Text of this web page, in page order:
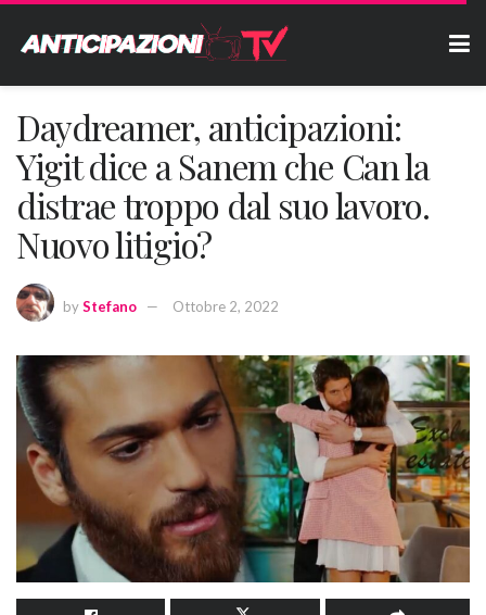
Daydreamer, anticipazioni:
Yigit dice a Sanem che Can la
distrae troppo dal suo lavoro.
Nuovo litigio?
byStefano Ottobre 2, 2022